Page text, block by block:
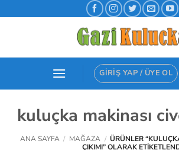
atla
GIRIŞ YAP / ÜYE OL
kuluçka makinası
ANA SAYFA / MAĞAZA / ÜRÜNLER
ÇIKIMI” OLARAK